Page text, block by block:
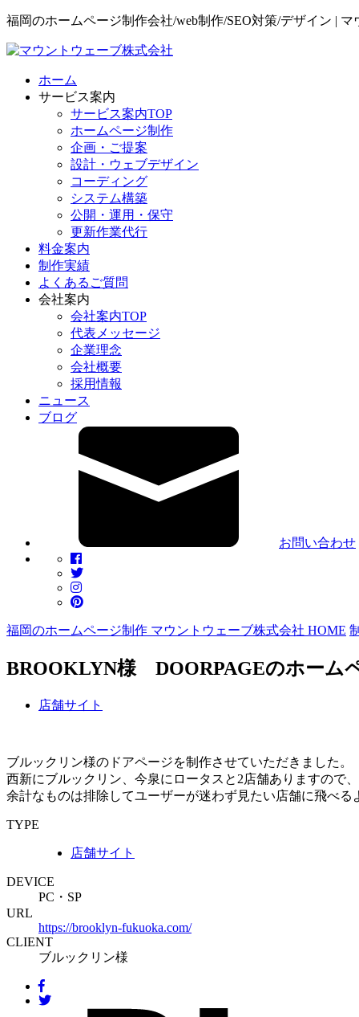
福岡のホームページ制作会社/web制作/SEO対策/デザイン |
ホーム
サービス案内
サービス案内TOP
ホームページ制作
企画・ご提案
設計・ウェブデザイン
コーディング
システム構築
公開・運用・保守
更新作業代行
料金案内
制作実績
よくあるご質問
会社案内
会社案内TOP
代表メッセージ
企業理念
会社概要
採用情報
ニュース
ブログ
お問い合わせ
福岡のホームページ制作 マウントウェーブ株式会社 HOME
BROOKLYN様 DOORPAGEのホーム
店舗サイト
ブルックリン様のドアページを制作させていただきました。
西新にブルックリン、今泉にロータスと2店舗ありますので、
余計なものは排除してユーザーが迷わず見たい店舗に飛べる
TYPE
店舗サイト
DEVICE
PC・SP
URL
https://brooklyn-fukuoka.com/
CLIENT
ブルックリン様